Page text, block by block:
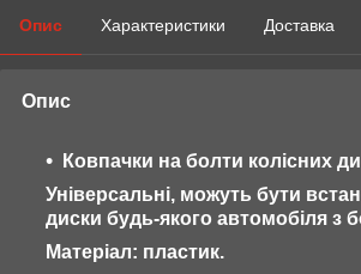
Опис Характеристики Доставка
Опис
Ковпачки на болти колісних
Універсальні, можуть бути
диски будь-якого автомобіля з
Матеріал: пластик.